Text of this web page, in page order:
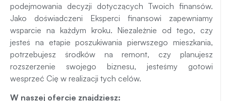
podejmowania decyzji dotyczących Twoich finansów.
Jako doświadczeni Eksperci finansowi zapewniamy
wsparcie na każdym kroku. Niezależnie od tego, czy
jesteś na etapie poszukiwania pierwszego mieszkania,
potrzebujesz środków na remont, czy planujesz
rozszerzenie swojego biznesu, jesteśmy gotowi
wesprzeć Cię w realizacji tych celów.
W naszej ofercie znajdziesz: